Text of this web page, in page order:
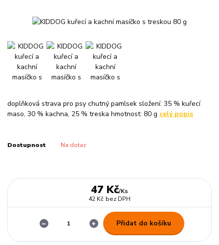
doplňková strava pro psy chutný pamlsek složení: 35 % kuřecí
maso, 30 % kachna, 25 % treska hmotnost: 80 g celý popis
Dostupnost Na dotaz
47 Kč/Ks
42 Kč bez DPH
Přidat do košíku